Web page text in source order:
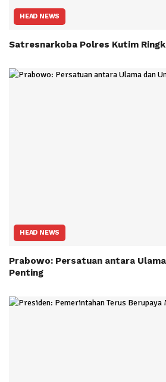
HEAD NEWS
Satresnarkoba Polres Kutim
HEAD NEWS
Prabowo: Persatuan antara
Penting